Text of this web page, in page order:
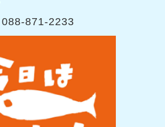
088-871-2233